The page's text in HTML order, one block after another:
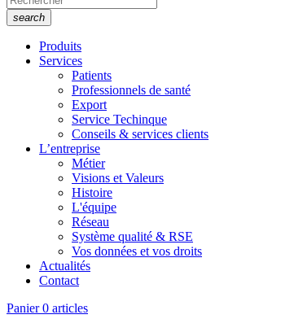
search
Produits
Services
Patients
Professionnels de santé
Export
Service Techinque
Conseils & services clients
L’entreprise
Métier
Visions et Valeurs
Histoire
L'équipe
Réseau
Système qualité & RSE
Vos données et vos droits
Actualités
Contact
Panier 0 articles